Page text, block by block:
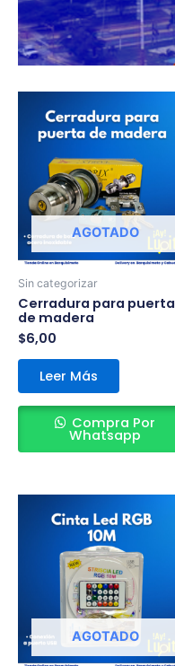
AGOTADO
Sin categorizar
Cerradura para puerta
de madera
$6,00
Leer Más
Compra Por
Whatsapp
AGOTADO